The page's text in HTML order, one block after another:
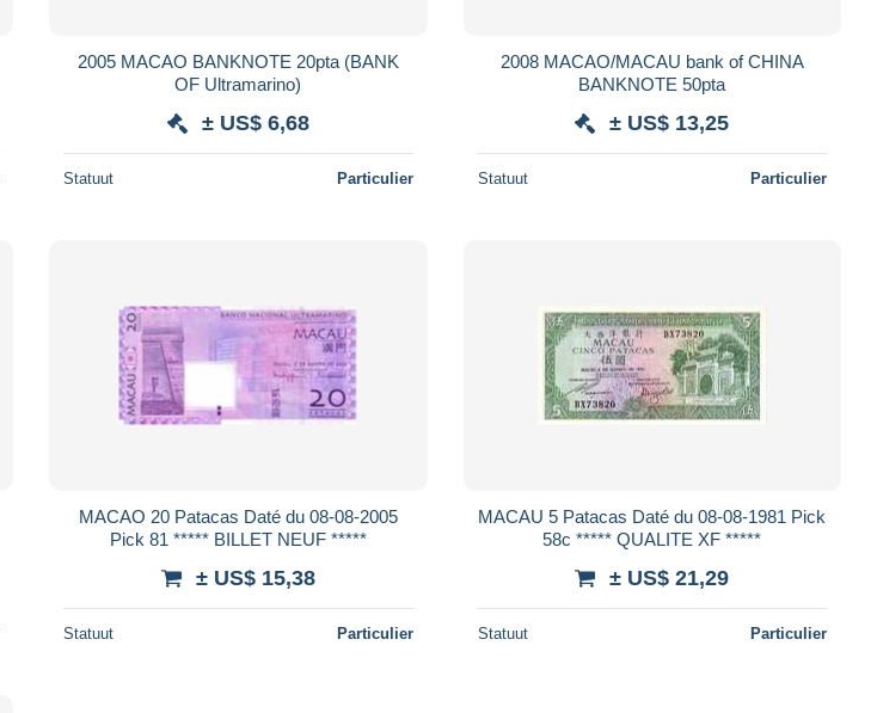
2005 MACAO BANKNOTE 20pta (BANK
OF Ultramarino)
± US$ 6,68
Statuut Particulier
2008 MACAO/MACAU bank of CHINA
BANKNOTE 50pta
± US$ 13,25
Statuut Particulier
MACAO 20 Patacas Daté du 08-08-2005
Pick 81 ***** BILLET NEUF *****
± US$ 15,38
Statuut Particulier
MACAU 5 Patacas Daté du 08-08-1981 Pick
58c ***** QUALITE XF *****
± US$ 21,29
Statuut Particulier